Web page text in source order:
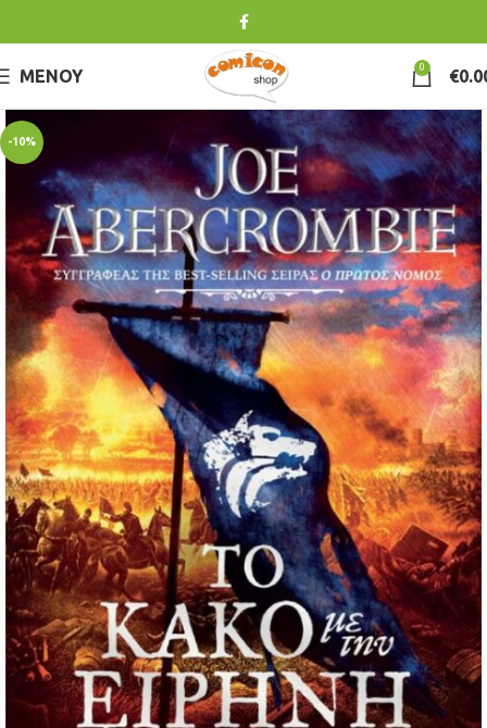
ΜΕΝΟΎ 0 €
-10%